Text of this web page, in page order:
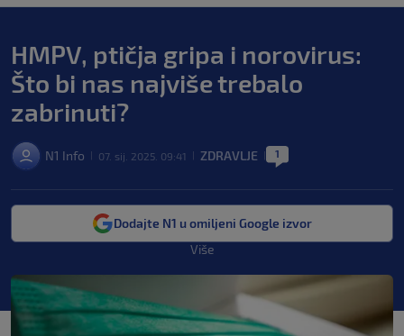
HMPV, ptičja gripa i norovirus:
Što bi nas najviše trebalo
zabrinuti?
N1 Info 07. sij. 2025. 09:41 ZDRAVLJE 1
Dodajte N1 u omiljeni Google izvor
Više